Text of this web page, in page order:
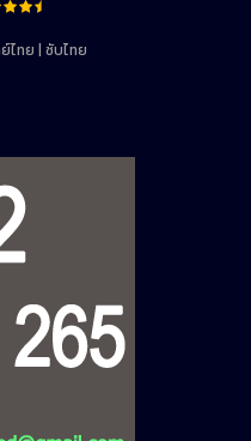
ไทย | ซับไทย